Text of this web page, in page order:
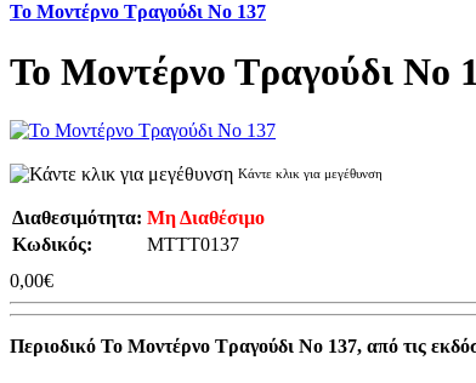
Το Μοντέρνο Τραγούδι Νο 137
Το Μοντέρνο Τραγούδι Νο
Κάντε κλικ για μεγέθυνση
Διαθεσιμότητα: Μη Διαθέσιμο
Κωδικός:
MTTT0137
0,00€
Περιοδικό Το Μοντέρνο Τραγούδι Νο 137, από τις